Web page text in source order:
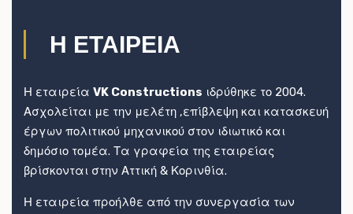
Η ΕΤΑΙΡΕΙΑ
Η εταιρεία VK Constructions ιδρύθηκε το 2004.
Ασχολείται με την μελέτη ,επίβλεψη και κατασκευή
έργων πολιτικού μηχανικού στον ιδιωτικό και
δημόσιο τομέα. Τα γραφεία της εταιρείας
βρίσκονται στην Αττική & Κορινθία.
Η εταιρεία προήλθε από την συνεργασία των